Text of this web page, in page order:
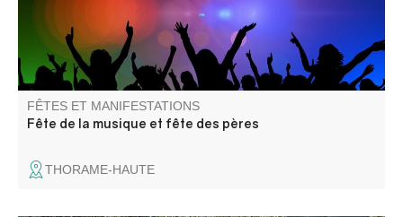
FÊTES ET MANIFESTATIONS
Fête de la musique et fête des pères
THORAME-HAUTE